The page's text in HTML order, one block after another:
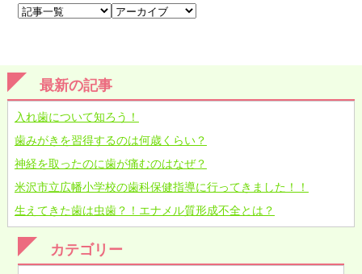
最新の記事
入れ歯について知ろう！
歯みがきを習得するのは何歳くらい？
神経を取ったのに歯が痛むのはなぜ？
米沢市立広幡小学校の歯科保健指導に行ってきました！！
生えてきた歯は虫歯？！エナメル質形成不全とは？
カテゴリー